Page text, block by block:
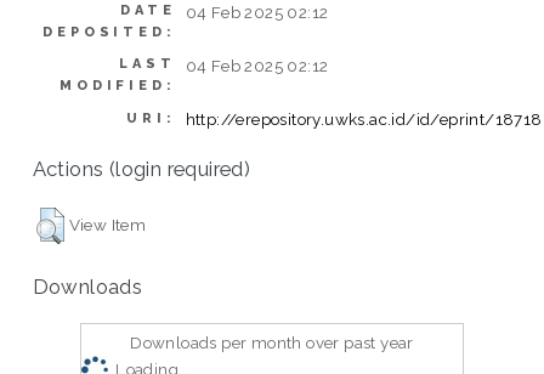
DATE
DEPOSITED:
04 Feb 2025 02:12
LAST
MODIFIED:
04 Feb 2025 02:12
URI: http://erepository.uwks.ac.id/id/eprint/18718
Actions (login required)
View Item
Downloads
Downloads per month over past year
Loading...